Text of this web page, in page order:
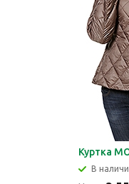
Куртка
В